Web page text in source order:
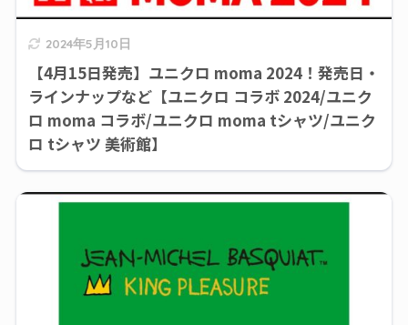
2024年5月10日
【4月15日発売】ユニクロ moma 2024！発売日・
ラインナップなど【ユニクロ コラボ 2024/ユニク
ロ moma コラボ/ユニクロ moma tシャツ/ユニク
ロ tシャツ 美術館】